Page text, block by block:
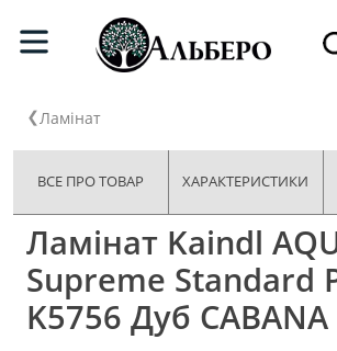
Ламінат
ВСЕ ПРО ТОВАР ХАРАКТЕРИСТИКИ
Ламінат Kaindl
Supreme Standard
K5756 Дуб CABANA